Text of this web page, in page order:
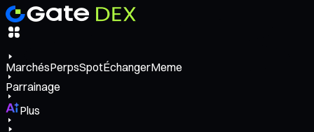
MarchésPerpsSpotÉchangerMeme
Parrainage
Plus